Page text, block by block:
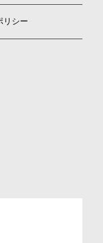
リシー